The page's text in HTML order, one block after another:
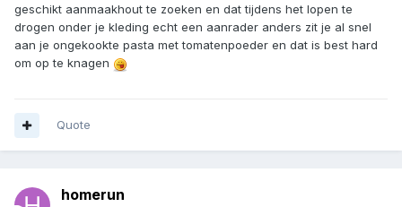
geschikt aanmaakhout te zoeken en dat tijdens het lopen te
drogen onder je kleding echt een aanrader anders zit je al snel
aan je ongekookte pasta met tomatenpoeder en dat is best hard
om op te knagen
Quote
homerun